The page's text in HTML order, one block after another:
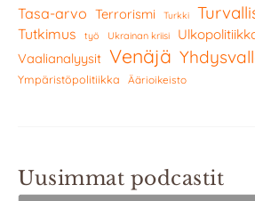
Tasa-arvo Terrorismi Turkki
Tutkimus työ Ukrainan kriisi
Vaalianalyysit Venäjä
Ympäristöpolitiikka Äärioikeisto
Uusimmat podcastit